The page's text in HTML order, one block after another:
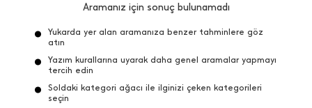
Aramanız için sonuç bulunamadı
Yukarda yer alan aramanıza benzer tahminlere göz
atın
Yazım kurallarına uyarak daha genel aramalar yapmayı
tercih edin
Soldaki kategori ağacı ile ilginizi çeken kategorileri
seçin